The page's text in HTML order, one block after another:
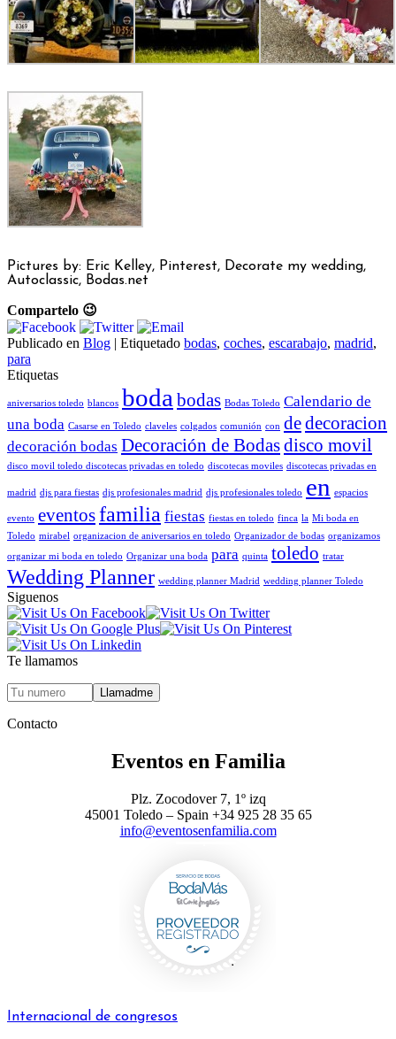
Pictures by: Eric Kelley, Pinterest, Decorate my wedding,
Autoclassic, Bodas.net
Compartelo 😉
Publicado en Blog | Etiquetado bodas, coches, escarabajo, madrid,
para
Etiquetas
aniversarios toledo blancos boda bodas Bodas Toledo Calendario de
una boda Casarse en Toledo claveles colgados comunión con dedecoracion
decoración bodas Decoración de Bodasdisco movil
disco movil toledo discotecas privadas en toledo discotecas moviles discotecas privadas en
madrid djs para fiestas djs profesionales madrid djs profesionales toledo en espacios
evento eventosfamilia fiestas fiestas en toledo finca la Mi boda en
Toledo mirabel organizacion de aniversarios en toledo Organizador de bodas organizamos
organizar mi boda en toledo Organizar una boda para quinta toledo tratar
Wedding Planner wedding planner Madrid wedding planner Toledo
Siguenos
Te llamamos
Contacto
Eventos en Familia
Plz. Zocodover 7, 1º izq
45001 Toledo – Spain +34 925 28 35 65
info@eventosenfamilia.com
Internacional de congresos